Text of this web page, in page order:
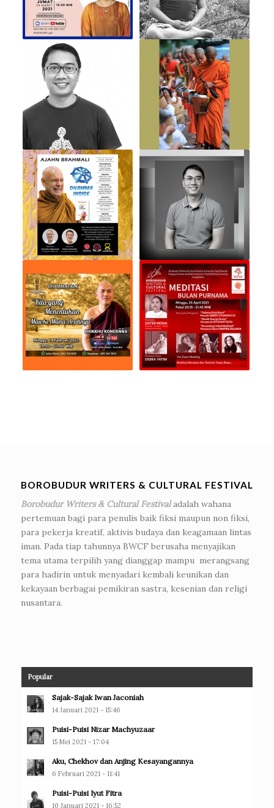
BOROBUDUR WRITERS & CULTURAL FESTIVAL
Borobudur Writers & Cultural Festivaladalah wahana
pertemuan bagi para penulis baik fiksi maupun non fiksi,
para pekerja kreatif, aktivis budaya dan keagamaan lintas
iman. Pada tiap tahunnya BWCF berusaha menyajikan
tema utama terpilih yang dianggap mampu merangsang
para hadirin untuk menyadari kembali keunikan dan
kekayaan berbagai pemikiran sastra, kesenian dan religi
nusantara.
Popular
Sajak-Sajak Iwan Jaconiah
14 Januari 2021 - 15:46
Puisi-Puisi Nizar Machyuzaar
15 Mei 2021 - 17:04
Aku, Chekhov dan Anjing Kesayangannya
6 Februari 2021 - 11:41
Puisi-Puisi Iyut Fitra
10 Januari 2021 - 16:52